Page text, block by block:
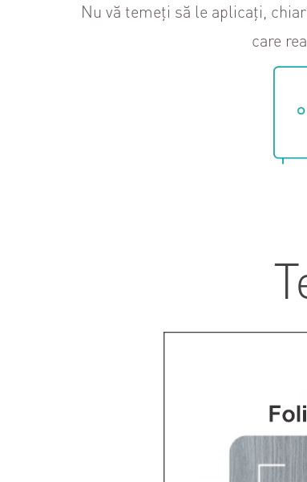
Nu vă temeți să le aplicați,
care